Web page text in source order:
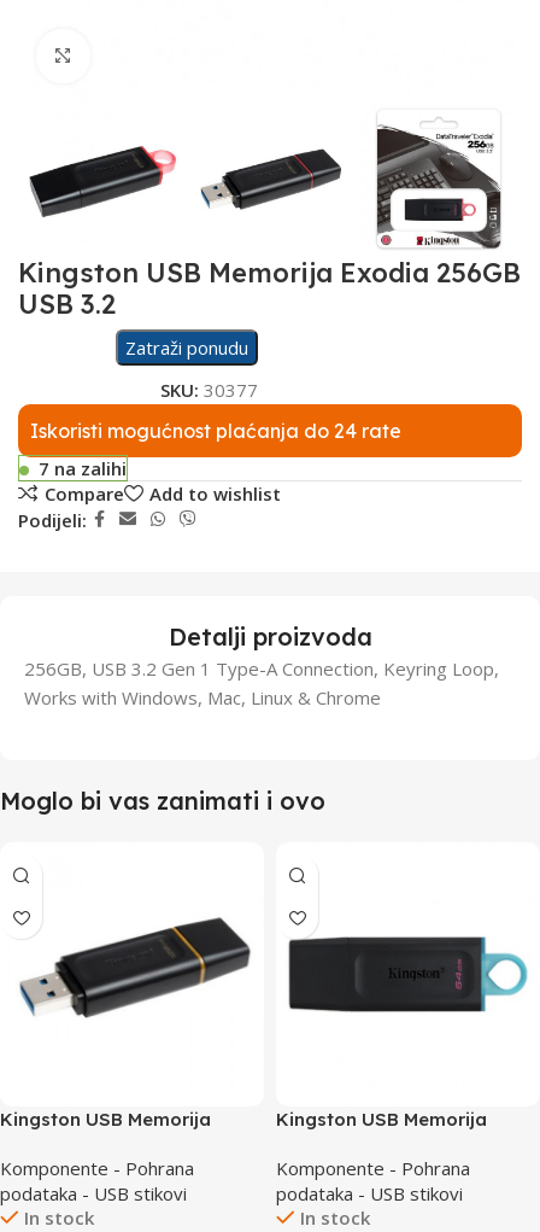
Kingston USB Memorija Exodia 256GB
USB 3.2
Zatraži ponudu
SKU: 30377
Iskoristi mogućnost plaćanja do 24 rate
7 na zalihi
Compare
Add to wishlist
Podijeli:
Detalji proizvoda
256GB, USB 3.2 Gen 1 Type-A Connection, Keyring Loop,
Works with Windows, Mac, Linux & Chrome
Moglo bi vas zanimati i ovo
Kingston USB Memorija
Komponente - Pohrana
podataka - USB stikovi
In stock
Kingston USB Memorija
Komponente - Pohrana
podataka - USB stikovi
In stock